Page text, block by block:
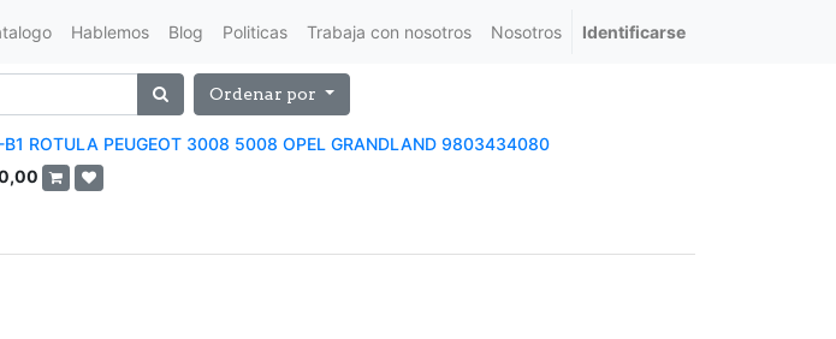
Hablemos Blog Politicas Trabaja con nosotros Nosotros Identificarse
Ordenar por
ROTULA PEUGEOT 3008 5008 OPEL GRANDLAND 9803434080